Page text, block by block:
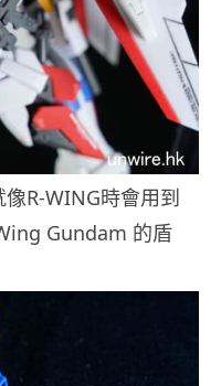
R-WING時會用到
Gundam 的盾